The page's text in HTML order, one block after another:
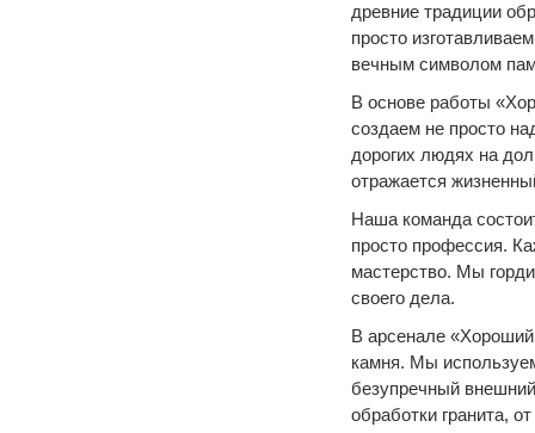
древние традиции
просто
вечным символом
В основе работы
создаем не просто
дорогих людях на
отражается
Наша команда
просто профессия.
мастерство. Мы
своего дела.
В арсенале
камня. Мы
безупречный
обработки гранита,